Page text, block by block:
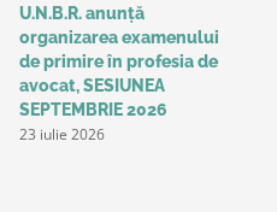
U.N.B.R. anunță
organizarea examenului
de primire în profesia de
avocat, SESIUNEA
SEPTEMBRIE 2026
23 iulie 2026